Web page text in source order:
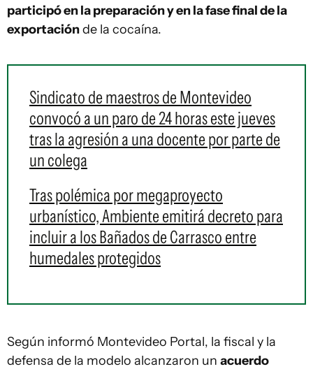
participó en la preparación y en la fase final de la
exportaciónde la cocaína.
Sindicato de maestros de Montevideo
convocó a un paro de 24 horas este jueves
tras la agresión a una docente por parte de
un colega
Tras polémica por megaproyecto
urbanístico, Ambiente emitirá decreto para
incluir a los Bañados de Carrasco entre
humedales protegidos
Según informó Montevideo Portal, la fiscal y la
defensa de la modelo alcanzaron un acuerdo